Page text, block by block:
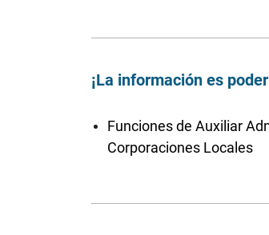
¡La información es
Funciones de Auxiliar
Corporaciones Locales